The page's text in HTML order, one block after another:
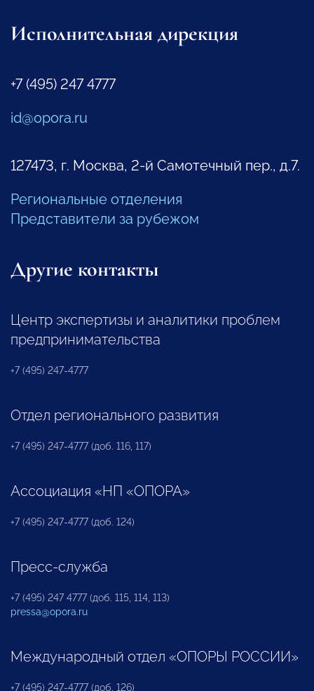
Исполнительная дирекция
+7 (495) 247 4777
id@opora.ru
127473, г. Москва, 2-й Самотечный пер., д.7.
Региональные отделения
Представители за рубежом
Другие контакты
Центр экспертизы и аналитики проблем
предпринимательства
+7 (495) 247-4777
Отдел регионального развития
+7 (495) 247-4777 (доб. 116, 117)
Ассоциация «НП «ОПОРА»
+7 (495) 247-4777 (доб. 124)
Пресс-служба
+7 (495) 247 4777 (доб. 115, 114, 113)
pressa@opora.ru
Международный отдел «ОПОРЫ РОССИИ»
+7 (495) 247-4777 (доб. 126)